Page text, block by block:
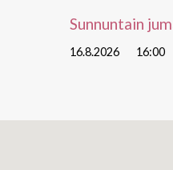
Sunnuntain
16.8.2026 16:00